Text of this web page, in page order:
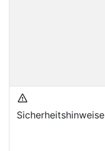
Sicherheitshinweise